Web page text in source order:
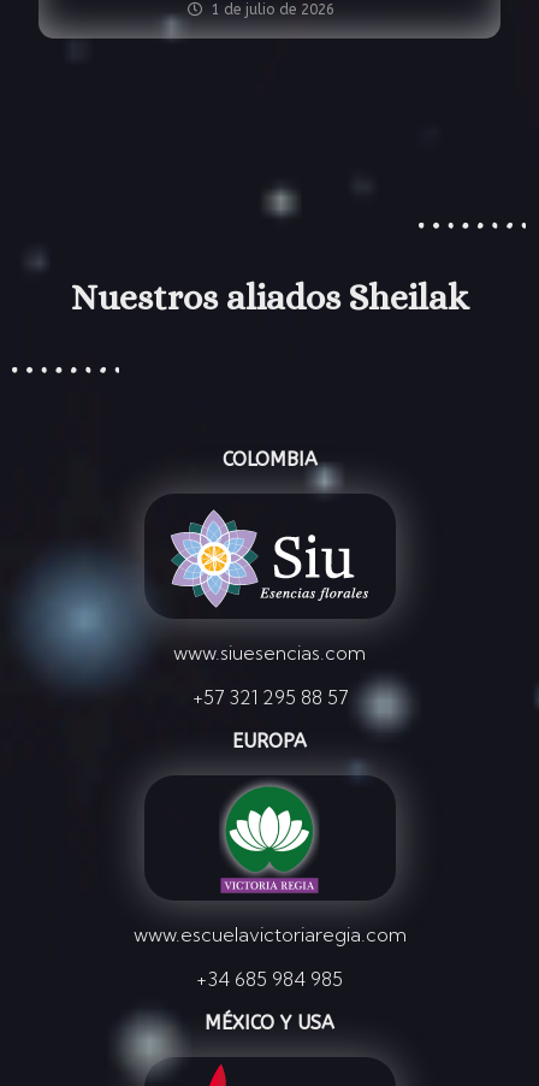
1 de julio de 2026
Nuestros aliados Sheilak
COLOMBIA
www.siuesencias.com
+57 321 295 88 57
EUROPA
www.escuelavictoriaregia.com
+34 685 984 985
MÉXICO Y USA